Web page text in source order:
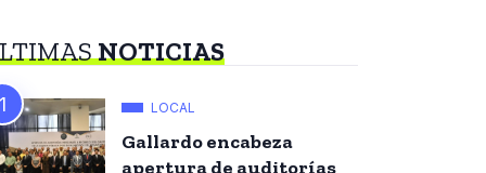
NOTICIAS
LOCAL
Gallardo encabeza
apertura de auditorías